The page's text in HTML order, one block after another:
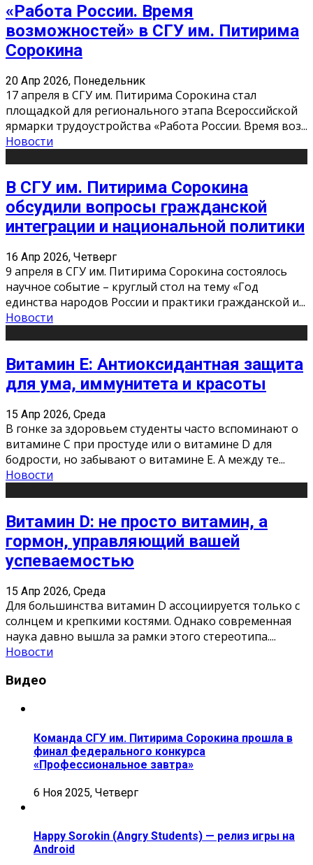
«Работа России. Время
возможностей» в СГУ им. Питирима
Сорокина
20 Апр 2026, Понедельник
17 апреля в СГУ им. Питирима Сорокина стал
площадкой для регионального этапа Всероссийской
ярмарки трудоустройства «Работа России. Время воз...
Новости
В СГУ им. Питирима Сорокина
обсудили вопросы гражданской
интеграции и национальной политики
16 Апр 2026, Четверг
9 апреля в СГУ им. Питирима Сорокина состоялось
научное событие – круглый стол на тему «Год
единства народов России и практики гражданской и...
Новости
Витамин Е: Антиоксидантная защита
для ума, иммунитета и красоты
15 Апр 2026, Среда
В гонке за здоровьем студенты часто вспоминают о
витамине С при простуде или о витамине D для
бодрости, но забывают о витамине Е. А между те...
Новости
Витамин D: не просто витамин, а
гормон, управляющий вашей
успеваемостью
15 Апр 2026, Среда
Для большинства витамин D ассоциируется только с
солнцем и крепкими костями. Однако современная
наука давно вышла за рамки этого стереотипа....
Новости
Видео
Команда СГУ им. Питирима Сорокина прошла в
финал федерального конкурса
«Профессиональное завтра»
6 Ноя 2025, Четверг
Happy Sorokin (Angry Students) — релиз игры на
Android